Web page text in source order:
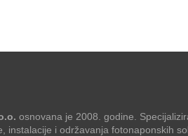
osnovana je 2008. godine.
instalacije i održavanja fotonaponskih